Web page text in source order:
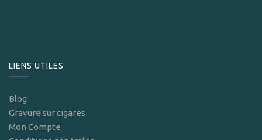
LIENS UTILES
Blog
Gravure sur cigares
Mon Compte